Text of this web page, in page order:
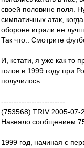
своей половине поля.
симпатичных атак,
обороне играли не
Так что.. Смотрите
И, кстати, я уже как то
голов в 1999 году при
получилось
-------------------------
(753568) TRIV 2005-07-
Навеяло сообщением
1999 год, начиная с